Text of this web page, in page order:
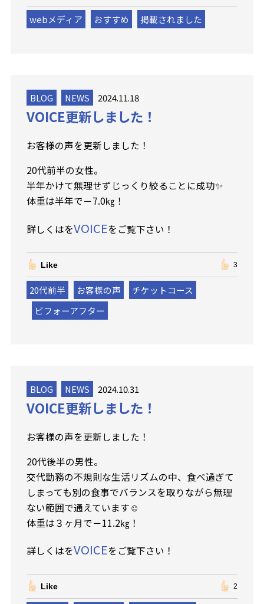
webメディア おすすめ 掲載されました
BLOG NEWS 2024.11.18
VOICE更新しました！
お客様の声を更新しました！
20代前半の女性。
半年かけて無理せずじっくり絞ることに成功✨
体重は半年で－7.0㎏！
詳しくはをVOICEをご覧下さい！
Like 3
20代前半 お客様の声
チケットコース
ビフォーアフター
BLOG NEWS 2024.10.31
VOICE更新しました！
お客様の声を更新しました！
20代後半の男性。
交代勤務の不規則な生活リズムの中、食べ過ぎて
しまっても別の食事でバランスを取りながら無理
ない範囲で通えています☺
体重は３ヶ月で－11.2㎏！
詳しくはをVOICEをご覧下さい！
Like 2